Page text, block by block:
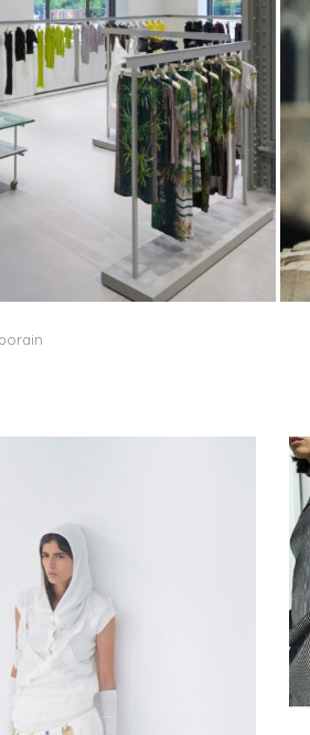
45 MADISON AVENUE : LE
ARCHITECTURAL
Pascal Iakovou